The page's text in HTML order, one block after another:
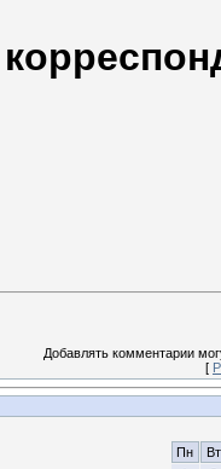
Добавлять комментарии
[
Пн
Вт